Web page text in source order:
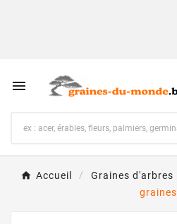

Accueil Graines d'arbres
graines